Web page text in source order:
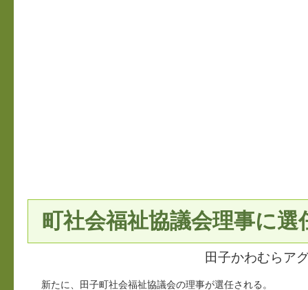
町社会福祉協議会理事に選
田子かわむらア
新たに、田子町社会福祉協議会の理事が選任される。